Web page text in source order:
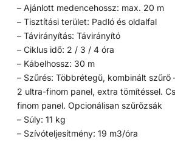
– Ajánlott medencehossz: max. 20 m
– Tisztítási terület: Padló és oldalfal
– Távirányítás: Távirányító
– Ciklus idő: 2 / 3 / 4 óra
– Kábelhossz: 30 m
– Szűrés: Többrétegű, kombinált szűrő
2 ultra-finom panel, extra tömítéssel.
finom panel. Opcionálisan szűrőzsák
– Súly: 11 kg
– Szívóteljesítmény: 19 m3/óra